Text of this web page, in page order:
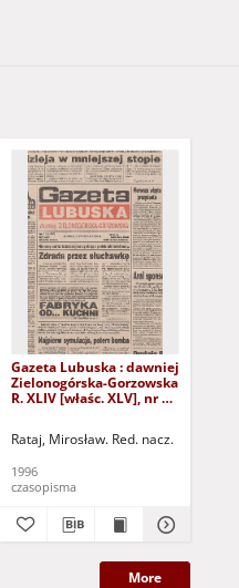
Gazeta Lubuska : dawniej
Zielonogórska-Gorzowska
R. XLIV [właśc. XLV], nr 52
Rataj, Mirosław. Red. nacz.
1996
czasopisma
More